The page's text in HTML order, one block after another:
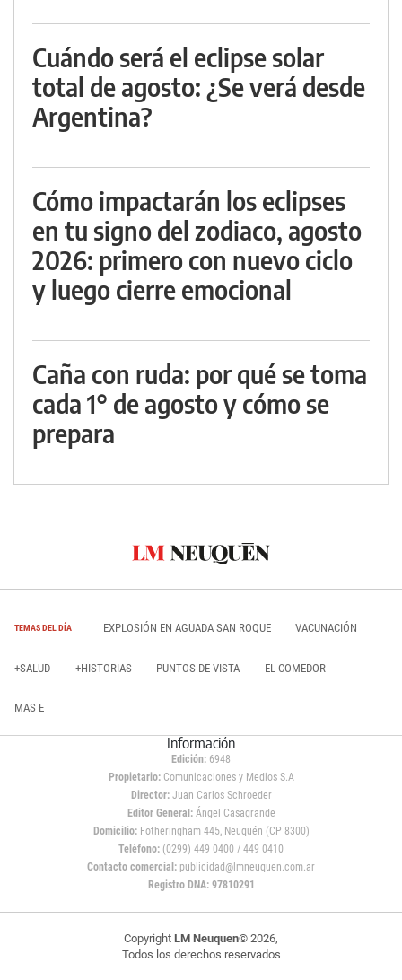
Cuándo será el eclipse solar
total de agosto: ¿Se verá desde
Argentina?
Cómo impactarán los eclipses
en tu signo del zodiaco, agosto
2026: primero con nuevo ciclo
y luego cierre emocional
Caña con ruda: por qué se toma
cada 1° de agosto y cómo se
prepara
TEMAS DEL DÍA EXPLOSIÓN EN AGUADA SAN ROQUE VACUNACIÓN
+SALUD +HISTORIAS PUNTOS DE VISTA EL COMEDOR
MAS E
Información
Edición: 6948
Propietario:Comunicaciones y Medios S.A
Director: Juan Carlos Schroeder
Editor General:Ángel Casagrande
Domicilio:Fotheringham 445, Neuquén (CP 8300)
Teléfono: (0299) 449 0400 / 449 0410
Contacto comercial: publicidad@lmneuquen.com.ar
Registro DNA: 97810291
Copyright LM Neuquen© 2026,
Todos los derechos reservados